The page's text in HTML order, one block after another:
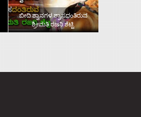
ಬೀದಿ ಶ್ವಾನಗಳ ಶ್ವಾಸದಂತಿರುವ
ಶ್ರೀಮತಿ ರಜನಿ ಶೆಟ್ಟಿ